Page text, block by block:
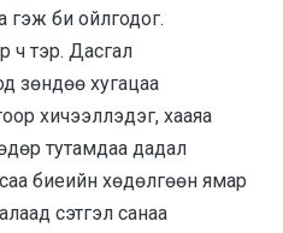
би ойлгодог.
ч тэр. Дасгал
зөндөө хугацаа
хичээллэдэг, хааяа
тутамдаа дадал
биеийн хөдөлгөөн ямар
сэтгэл санаа